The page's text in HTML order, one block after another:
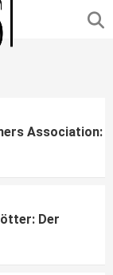
Association:
Der